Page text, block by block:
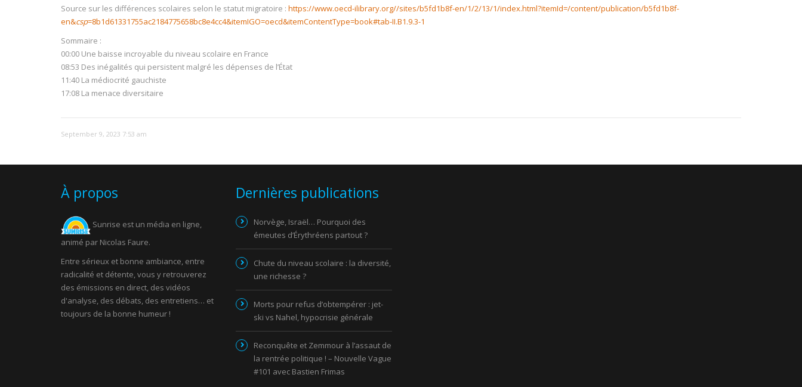
Source sur les différences scolaires selon le statut migratoire : https://www.oecd-ilibrary.org//sites/b5fd1b8f-en/1/2/13/1/index.html?itemId=/content/publication/b5fd1b8f-
en&csp=8b1d61331755ac2184775658bc8e4cc4&itemIGO=oecd&itemContentType=book#tab-II.B1.9.3-1
Sommaire :
00:00 Une baisse incroyable du niveau scolaire en France
08:53 Des inégalités qui persistent malgré les dépenses de l’État
11:40 La médiocrité gauchiste
17:08 La menace diversitaire
September 9, 2023 7:53 am
À propos
Sunrise est un média en ligne,
animé par Nicolas Faure.
Entre sérieux et bonne ambiance, entre
radicalité et détente, vous y retrouverez
des émissions en direct, des vidéos
d'analyse, des débats, des entretiens… et
toujours de la bonne humeur !
Dernières publications
Norvège, Israël… Pourquoi des
émeutes d’Érythréens partout ?
Chute du niveau scolaire : la diversité,
une richesse ?
Morts pour refus d’obtempérer : jet-
ski vs Nahel, hypocrisie générale
Reconquête et Zemmour à l’assaut de
la rentrée politique ! – Nouvelle Vague
#101 avec Bastien Frimas